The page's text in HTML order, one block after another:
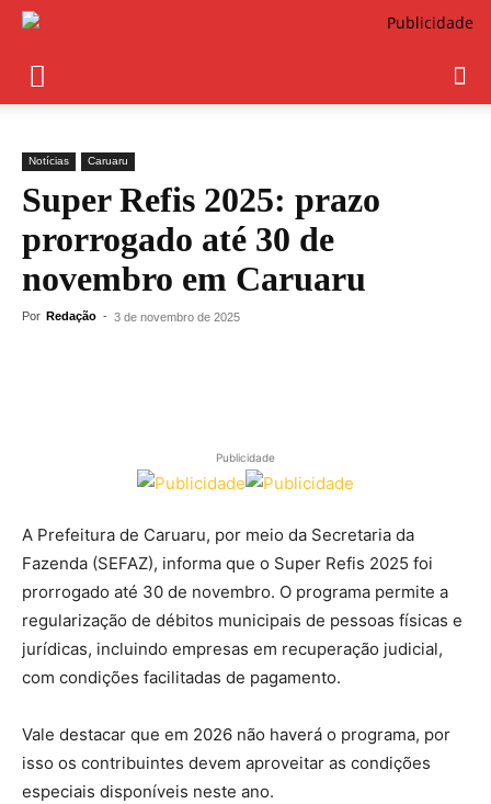
Notícias Caruaru
Super Refis 2025: prazo
prorrogado até 30 de
novembro em Caruaru
Por Redação - 3 de novembro de 2025
Publicidade
A Prefeitura de Caruaru, por meio da Secretaria da
Fazenda (SEFAZ), informa que o Super Refis 2025 foi
prorrogado até 30 de novembro. O programa permite a
regularização de débitos municipais de pessoas físicas e
jurídicas, incluindo empresas em recuperação judicial,
com condições facilitadas de pagamento.
Vale destacar que em 2026 não haverá o programa, por
isso os contribuintes devem aproveitar as condições
especiais disponíveis neste ano.